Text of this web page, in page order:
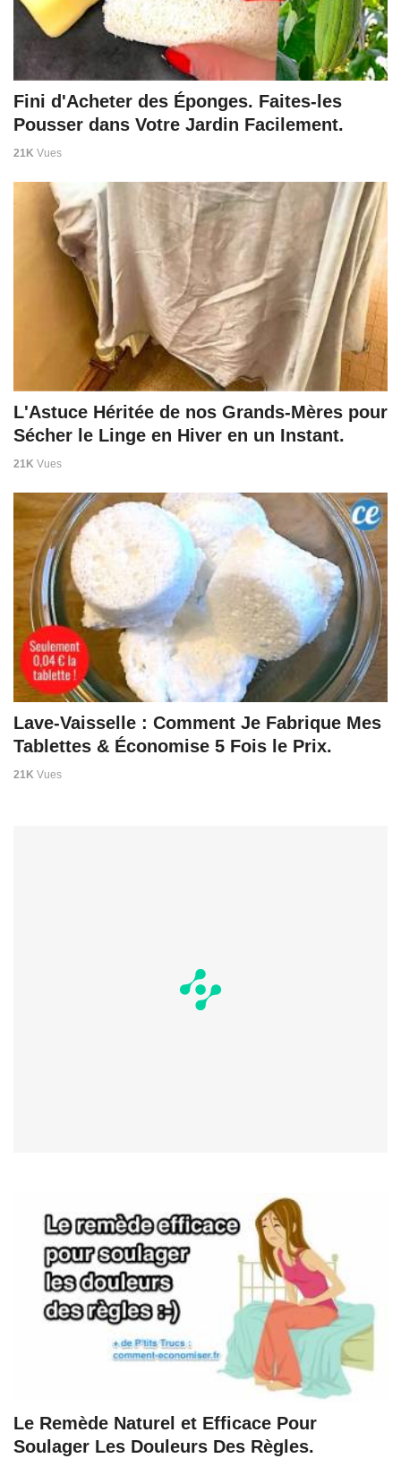
Fini d'Acheter des Éponges. Faites-les
Pousser dans Votre Jardin Facilement.
21K Vues
L'Astuce Héritée de nos Grands-Mères pour
Sécher le Linge en Hiver en un Instant.
21K Vues
Lave-Vaisselle : Comment Je Fabrique Mes
Tablettes & Économise 5 Fois le Prix.
21K Vues
Le Remède Naturel et Efficace Pour
Soulager Les Douleurs Des Règles.